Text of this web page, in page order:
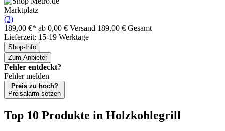
Marktplatz
(3)
189,00 €* ab 0,00 € Versand 189,00 € Gesamt
Lieferzeit: 15-19 Werktage
Shop-Info
Zum Anbieter
Fehler entdeckt?
Fehler melden
Preis zu hoch?
Preisalarm setzen
Top 10 Produkte in Holzkohlegrill